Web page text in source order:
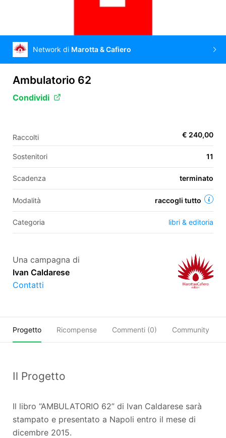
EN
Network di Marotta & Cafiero
Ambulatorio 62
Condividi
Raccolti € 240,00
Sostenitori 11
Scadenza terminato
Modalità raccogli tutto
Categoria libri & editoria
Una campagna di
Ivan Caldarese
Contatti
Progetto Ricompense Commenti (0) Community
Il Progetto
Il libro “AMBULATORIO 62” di Ivan Caldarese sarà
stampato e presentato a Napoli entro il mese di
dicembre 2015.